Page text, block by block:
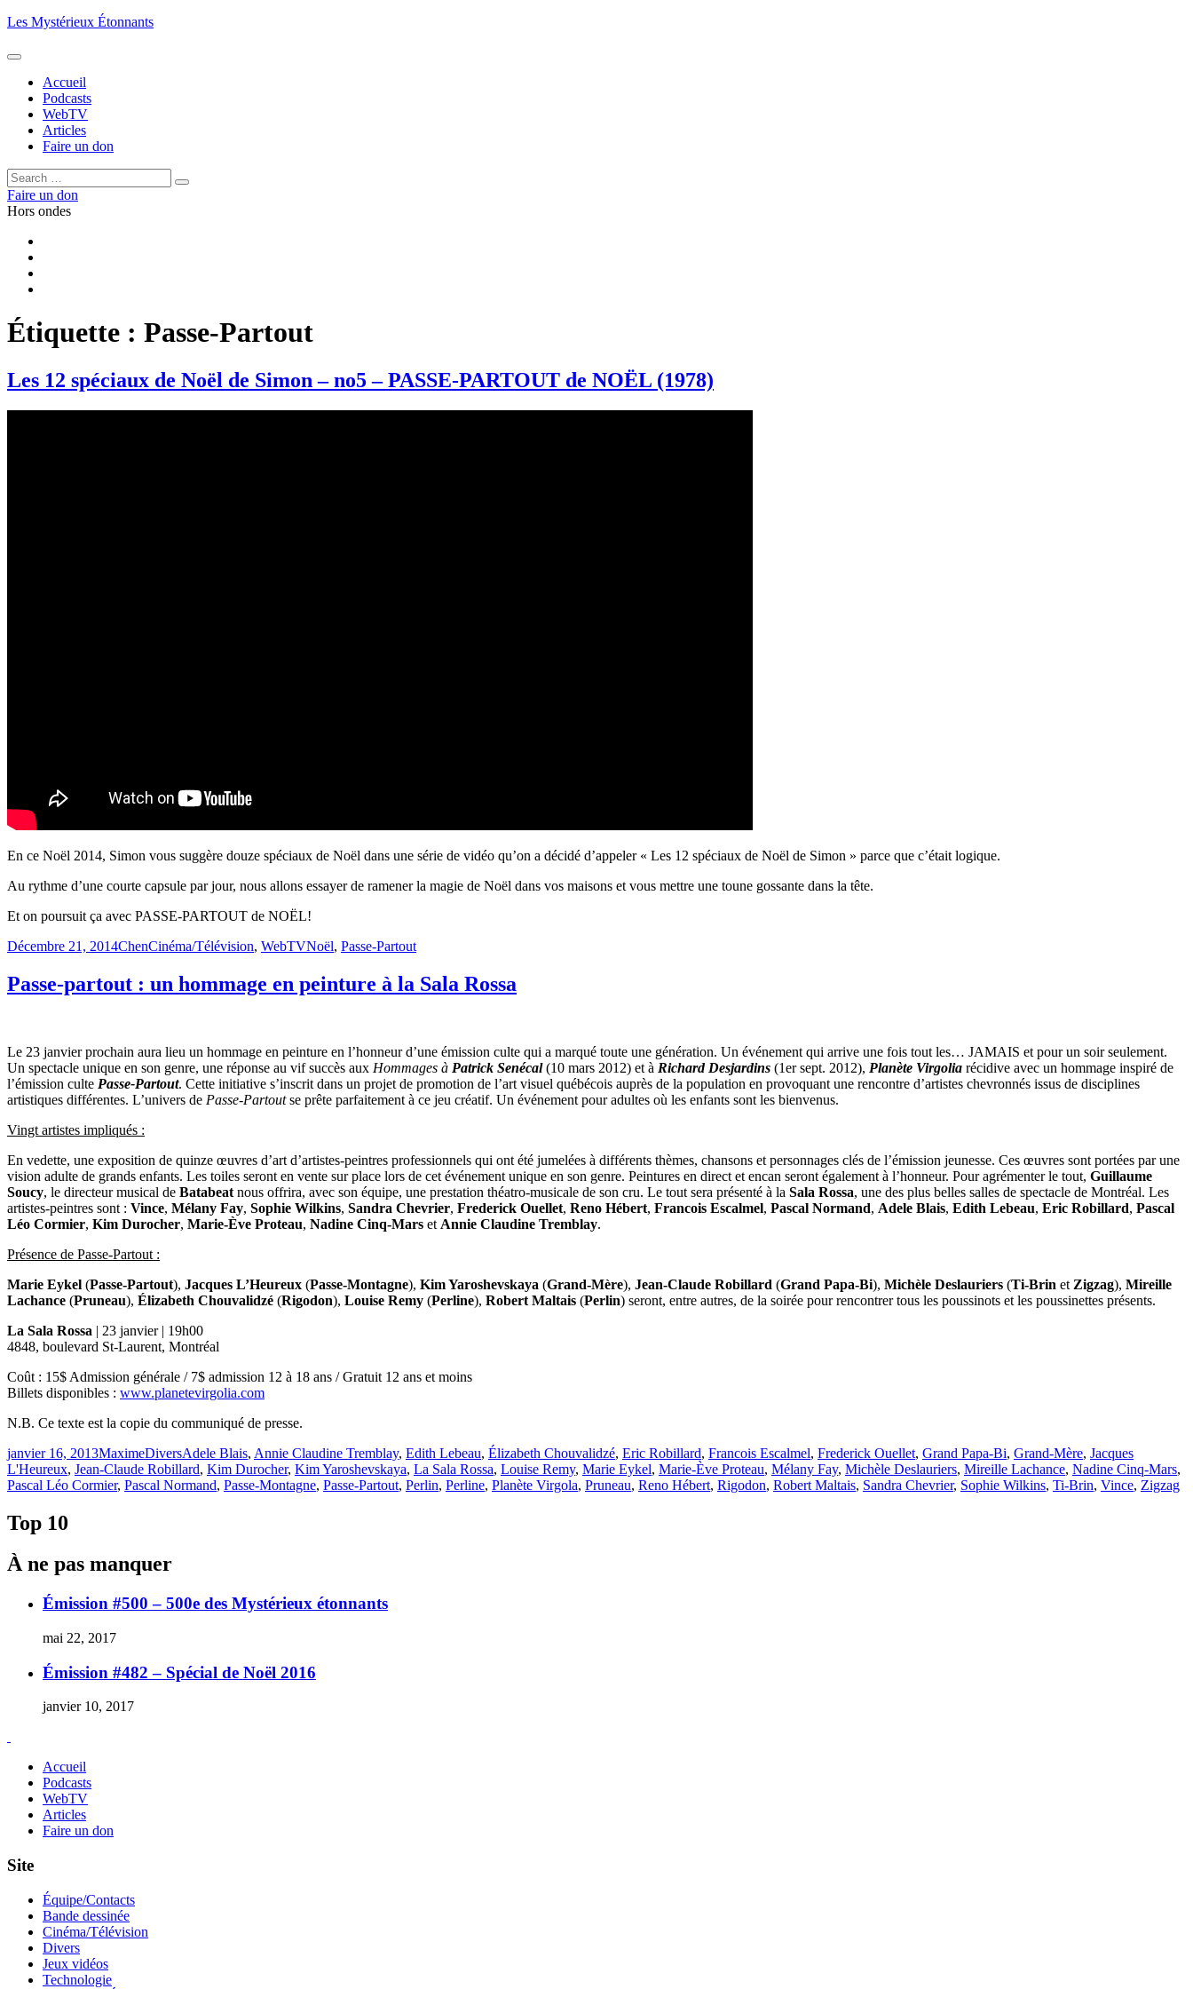
Aller
contenu
Les Mystérieux Étonnants
Accueil
Podcasts
WebTV
Articles
Faire un don
Rechercher :
Rechercher
Faire un don
Hors ondes
Étiquette : Passe-Partout
Les 12 spéciaux de Noël de Simon – no5 – PASSE-PARTOUT de NOËL (1978)
En ce Noël 2014, Simon vous suggère douze spéciaux de Noël dans une série de vidéo qu’on a décidé d’appeler « Les 12 spéciaux de Noël de Simon » parce que c’était logique.
Au rythme d’une courte capsule par jour, nous allons essayer de ramener la magie de Noël dans vos maisons et vous mettre une toune gossante dans la tête.
Et on poursuit ça avec PASSE-PARTOUT de NOËL!
Publié
Décembre 21, 2014ChenCatégories
Cinéma/Télévision, WebTVÉtiquettes
Noël, Passe-Partout
Passe-partout : un hommage en peinture à la Sala Rossa
Le 23 janvier prochain aura lieu un hommage en peinture en l’honneur d’une émission culte qui a marqué toute une génération. Un événement qui arrive une fois tout les… JAMAIS et pour un soir seulement.
Un spectacle unique en son genre, une réponse au vif succès aux Hommages à Patrick Senécal(10 mars 2012) et à Richard Desjardins (1er sept. 2012), Planète Virgolia récidive avec un hommage inspiré de
l’émission culte Passe-Partout. Cette initiative s’inscrit dans un projet de promotion de l’art visuel québécois auprès de la population en provoquant une rencontre d’artistes chevronnés issus de disciplines
artistiques différentes. L’univers de Passe-Partoutse prête parfaitement à ce jeu créatif. Un événement pour adultes où les enfants sont les bienvenus.
Vingt artistes impliqués :
En vedette, une exposition de quinze œuvres d’art d’artistes-peintres professionnels qui ont été jumelées à différents thèmes, chansons et personnages clés de l’émission jeunesse. Ces œuvres sont portées par une
vision adulte de grands enfants. Les toiles seront en vente sur place lors de cet événement unique en son genre. Peintures en direct et encan seront également à l’honneur. Pour agrémenter le tout, Guillaume
Soucy, le directeur musical de Batabeat nous offrira, avec son équipe, une prestation théatro-musicale de son cru. Le tout sera présenté à la Sala Rossa, une des plus belles salles de spectacle de Montréal. Les
artistes-peintres sont : Vince, Mélany Fay, Sophie Wilkins, Sandra Chevrier, Frederick Ouellet, Reno Hébert, Francois Escalmel, Pascal Normand, Adele Blais, Edith Lebeau, Eric Robillard, Pascal
Léo Cormier, Kim Durocher, Marie-Ève Proteau, Nadine Cinq-Mars et Annie Claudine Tremblay.
Présence de Passe-Partout :
Marie Eykel (Passe-Partout), Jacques L’Heureux (Passe-Montagne), Kim Yaroshevskaya (Grand-Mère), Jean-Claude Robillard (Grand Papa-Bi), Michèle Deslauriers (Ti-Brin et Zigzag), Mireille
Lachance (Pruneau), Élizabeth Chouvalidzé (Rigodon), Louise Remy (Perline), Robert Maltais (Perlin) seront, entre autres, de la soirée pour rencontrer tous les poussinots et les poussinettes présents.
La Sala Rossa | 23 janvier | 19h00
4848, boulevard St-Laurent, Montréal
Coût : 15$ Admission générale / 7$ admission 12 à 18 ans / Gratuit 12 ans et moins
Billets disponibles : www.planetevirgolia.com
N.B. Ce texte est la copie du communiqué de presse.
Publié
le
janvier 16, 2013MaximeCatégories
DiversÉtiquettes
Adele Blais, Annie Claudine Tremblay, Edith Lebeau, Élizabeth Chouvalidzé, Eric Robillard, Francois Escalmel, Frederick Ouellet, Grand Papa-Bi, Grand-Mère, Jacques
L'Heureux, Jean-Claude Robillard, Kim Durocher, Kim Yaroshevskaya, La Sala Rossa, Louise Remy, Marie Eykel, Marie-Ève Proteau, Mélany Fay, Michèle Deslauriers, Mireille Lachance, Nadine Cinq-Mars,
Pascal Léo Cormier, Pascal Normand, Passe-Montagne, Passe-Partout, Perlin, Perline, Planète Virgola, Pruneau, Reno Hébert, Rigodon, Robert Maltais, Sandra Chevrier, Sophie Wilkins, Ti-Brin, Vince, Zigzag
Top 10
À ne pas manquer
Émission #500 – 500e des Mystérieux étonnants
mai 22, 2017
Émission #482 – Spécial de Noël 2016
janvier 10, 2017
Accueil
Podcasts
WebTV
Articles
Faire un don
Site
Équipe/Contacts
Bande dessinée
Cinéma/Télévision
Divers
Jeux vidéos
Technologie